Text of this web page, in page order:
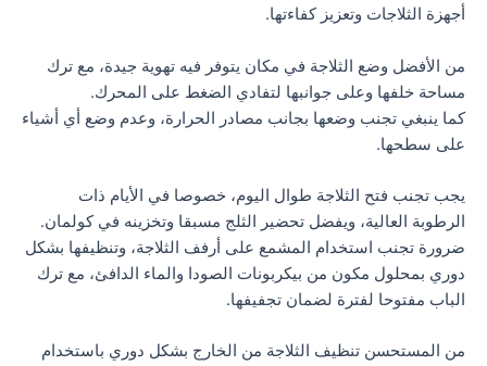
أجهزة الثلاجات وتعزيز كفاءتها.
من الأفضل وضع الثلاجة في مكان يتوفر فيه تهوية جيدة، مع ترك
مساحة خلفها وعلى جوانبها لتفادي الضغط على المحرك.
كما ينبغي تجنب وضعها بجانب مصادر الحرارة، وعدم وضع أي أشياء
على سطحها.
يجب تجنب فتح الثلاجة طوال اليوم، خصوصا في الأيام ذات
الرطوبة العالية، ويفضل تحضير الثلج مسبقا وتخزينه في كولمان.
ضرورة تجنب استخدام المشمع على أرفف الثلاجة، وتنظيفها بشكل
دوري بمحلول مكون من بيكربونات الصودا والماء الدافئ، مع ترك
الباب مفتوحا لفترة لضمان تجفيفها.
من المستحسن تنظيف الثلاجة من الخارج بشكل دوري باستخدام